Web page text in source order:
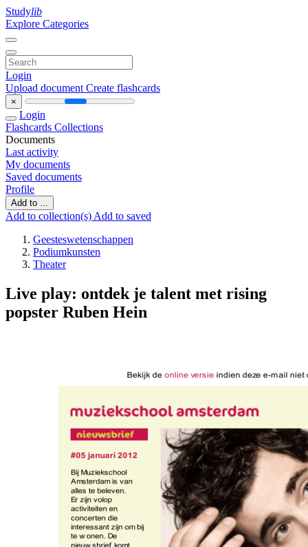
Studylib
Explore Categories
Login
Upload document Create flashcards
×
Login
Flashcards Collections
Documents
Last activity
My documents
Saved documents
Profile
Add to ...
Add to collection(s) Add to saved
Geesteswetenschappen
Podiumkunsten
Theater
Live play: ontdek je talent met rising
popster Ruben Hein